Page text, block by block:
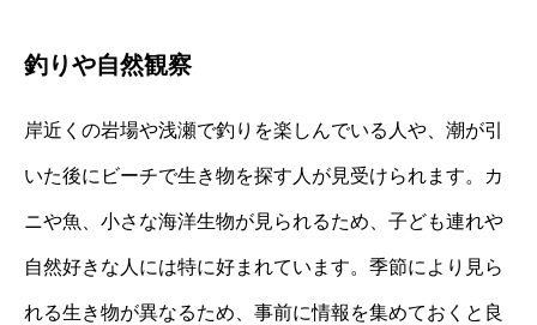
釣りや自然観察
岸近くの岩場や浅瀬で釣りを楽しんでいる人や、潮が引
いた後にビーチで生き物を探す人が見受けられます。カ
ニや魚、小さな海洋生物が見られるため、子ども連れや
自然好きな人には特に好まれています。季節により見ら
れる生き物が異なるため、事前に情報を集めておくと良